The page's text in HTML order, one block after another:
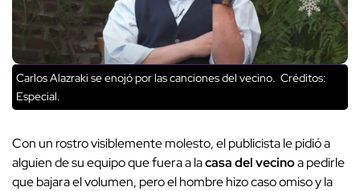
Carlos Alazraki se enojó por las canciones del vecino. Créditos:
Especial.
Con un rostro visiblemente molesto, el publicista le pidió a
alguien de su equipo que fuera a lacasa del vecinoa pedirle
que bajara el volumen, pero el hombre hizo caso omiso y la